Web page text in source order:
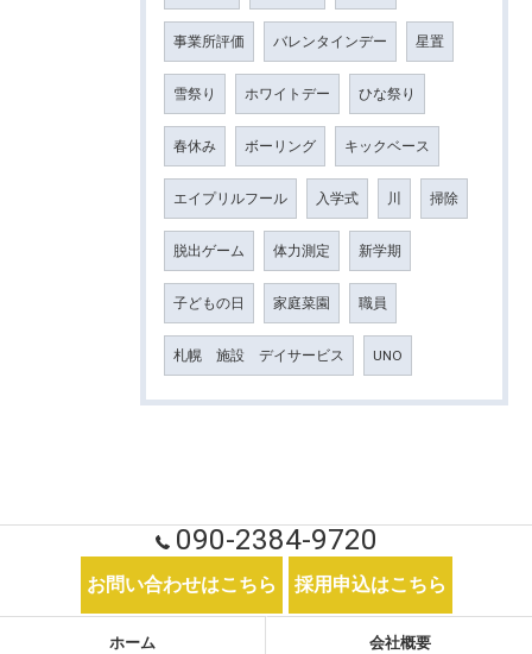
事業所評価 バレンタインデー 星置
雪祭り ホワイトデー ひな祭り
春休み ボーリング キックベース
エイプリルフール 入学式 川 掃除
脱出ゲーム 体力測定 新学期
子どもの日 家庭菜園 職員
札幌 施設 デイサービス UNO
090-2384-9720
お問い合わせはこちら 採用申込はこちら
ホーム 会社概要